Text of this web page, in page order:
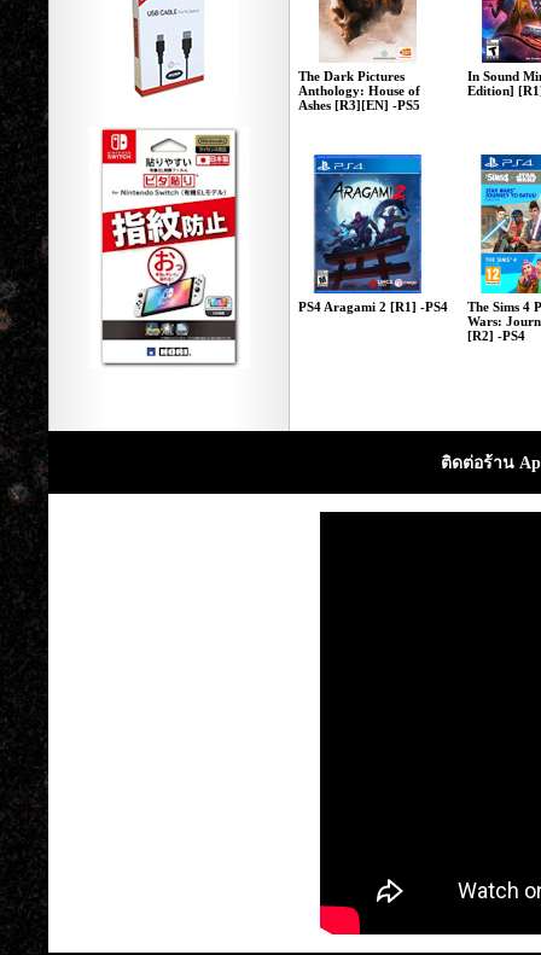
The Dark Pictures
Anthology: House of
Ashes [R3][EN] -PS5
In Sound
Edition]
PS4 Aragami 2 [R1] -PS4
The Sims 4
Wars:
[R2] -PS4
ติดต่อร้าน